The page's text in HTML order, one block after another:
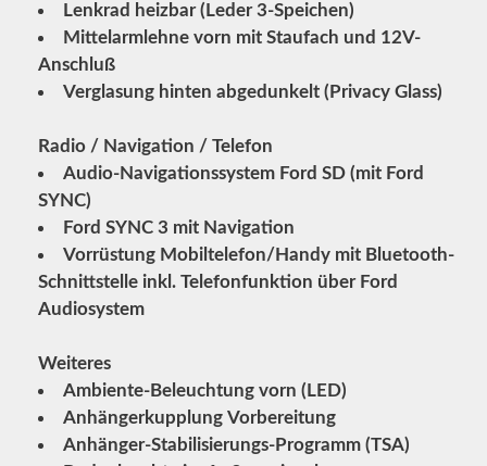
Lenkrad heizbar (Leder 3-Speichen)
Mittelarmlehne vorn mit Staufach und 12V-
Anschluß
Verglasung hinten abgedunkelt (Privacy Glass)
Radio / Navigation / Telefon
Audio-Navigationssystem Ford SD (mit Ford
SYNC)
Ford SYNC 3 mit Navigation
Vorrüstung Mobiltelefon/Handy mit Bluetooth-
Schnittstelle inkl. Telefonfunktion über Ford
Audiosystem
Weiteres
Ambiente-Beleuchtung vorn (LED)
Anhängerkupplung Vorbereitung
Anhänger-Stabilisierungs-Programm (TSA)